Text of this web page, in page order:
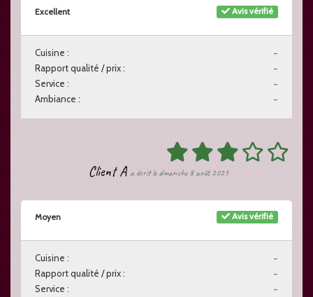
Avis vérifié
Excellent
-
Cuisine :
-
Rapport qualité / prix :
-
Service :
-
Ambiance :
Client A a écrit le dimanche 8 août 2021
Avis vérifié
Moyen
-
Cuisine :
-
Rapport qualité / prix :
-
Service :